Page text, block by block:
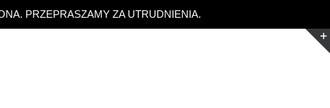
PRZEPRASZAMY ZA UTRUDNIENIA.